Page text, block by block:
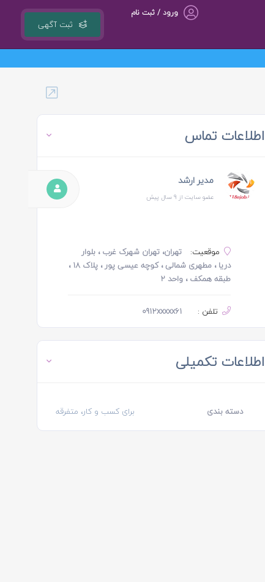
ثبت آگهی
ورود / ثبت نام
اطلاعات تماس
مدیر ارشد
عضو سایت از 9 سال پیش
موقعیت:
تهران، تهران شهرک غرب ، بلوار
دریا ، مطهری شمالی ، کوچه عیسی پور ، پلاک ۱۸ ،
طبقه همکف ، واحد ۲
تلفن : 0912xxxxx61
اطلاعات تکمیلی
دسته بندی برای کسب و کار، متفرقه